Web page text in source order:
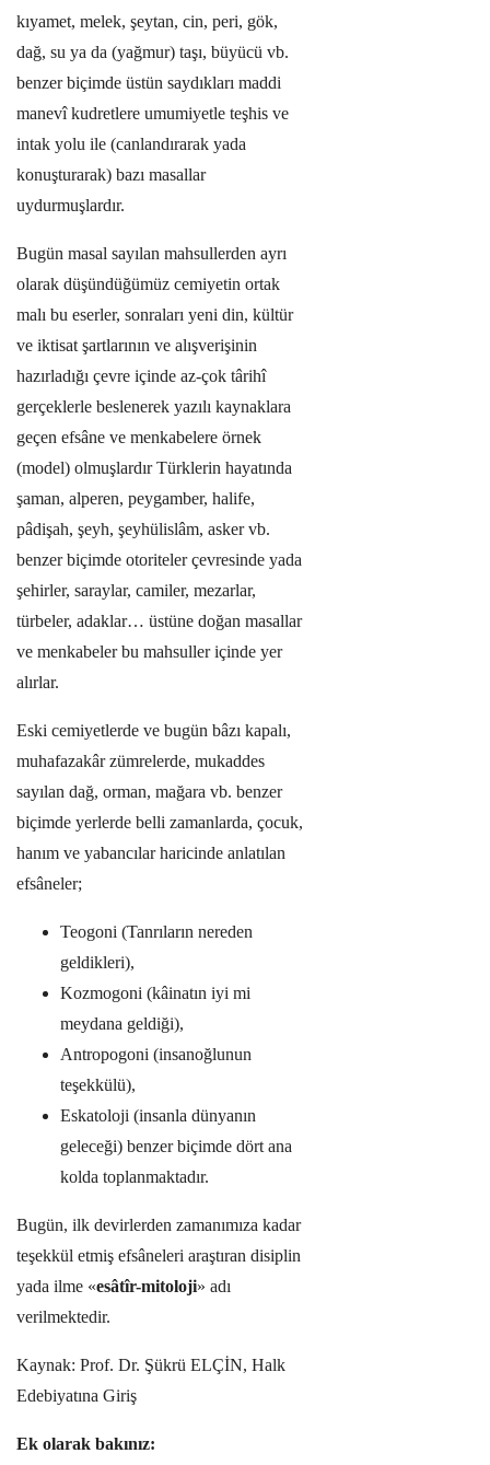
kıyamet, melek, şeytan, cin, peri, gök,
dağ, su ya da (yağmur) taşı, büyücü vb.
benzer biçimde üstün saydıkları maddi
manevî kudretlere umumiyetle teşhis ve
intak yolu ile (canlandırarak yada
konuşturarak) bazı masallar
uydurmuşlardır.
Bugün masal sayılan mahsullerden ayrı
olarak düşündüğümüz cemiyetin ortak
malı bu eserler, sonraları yeni din, kültür
ve iktisat şartlarının ve alışverişinin
hazırladığı çevre içinde az-çok târihî
gerçeklerle beslenerek yazılı kaynaklara
geçen efsâne ve menkabelere örnek
(model) olmuşlardır Türklerin hayatında
şaman, alperen, peygamber, halife,
pâdişah, şeyh, şeyhülislâm, asker vb.
benzer biçimde otoriteler çevresinde yada
şehirler, saraylar, camiler, mezarlar,
türbeler, adaklar… üstüne doğan masallar
ve menkabeler bu mahsuller içinde yer
alırlar.
Eski cemiyetlerde ve bugün bâzı kapalı,
muhafazakâr zümrelerde, mukaddes
sayılan dağ, orman, mağara vb. benzer
biçimde yerlerde belli zamanlarda, çocuk,
hanım ve yabancılar haricinde anlatılan
efsâneler;
Teogoni (Tanrıların nereden
geldikleri),
Kozmogoni (kâinatın iyi mi
meydana geldiği),
Antropogoni (insanoğlunun
teşekkülü),
Eskatoloji (insanla dünyanın
geleceği) benzer biçimde dört ana
kolda toplanmaktadır.
Bugün, ilk devirlerden zamanımıza kadar
teşekkül etmiş efsâneleri araştıran disiplin
yada ilme «esâtîr-mitoloji» adı
verilmektedir.
Kaynak: Prof. Dr. Şükrü ELÇİN, Halk
Edebiyatına Giriş
Ek olarak bakınız: